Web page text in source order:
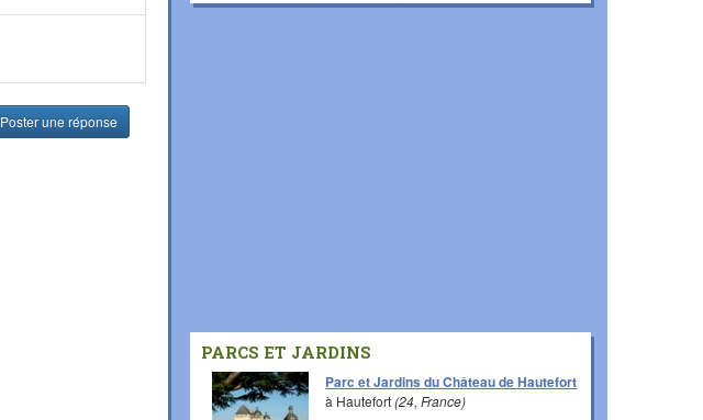
Poster une réponse
PARCS ET JARDINS
Parc et Jardins du Château de Hautefort
à Hautefort(24, France)